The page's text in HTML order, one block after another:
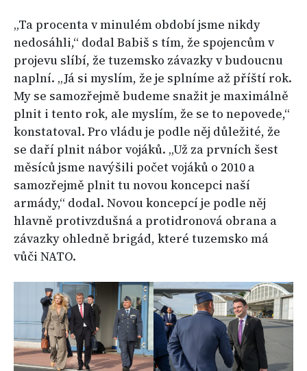
„Ta procenta v minulém období jsme nikdy
nedosáhli,“ dodal Babiš s tím, že spojencům v
projevu slíbí, že tuzemsko závazky v budoucnu
naplní. „Já si myslím, že je splníme až příští rok.
My se samozřejmě budeme snažit je maximálně
plnit i tento rok, ale myslím, že se to nepovede,“
konstatoval. Pro vládu je podle něj důležité, že
se daří plnit nábor vojáků. „Už za prvních šest
měsíců jsme navýšili počet vojáků o 2010 a
samozřejmě plnit tu novou koncepci naší
armády,“ dodal. Novou koncepcí je podle něj
hlavně protivzdušná a protidronová obrana a
závazky ohledně brigád, které tuzemsko má
vůči NATO.